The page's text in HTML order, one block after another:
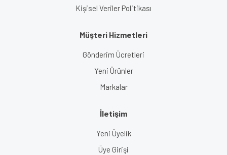
Kişisel Veriler Politikası
Müşteri Hizmetleri
Gönderim Ücretleri
Yeni Ürünler
Markalar
İletişim
Yeni Üyelik
Üye Girişi